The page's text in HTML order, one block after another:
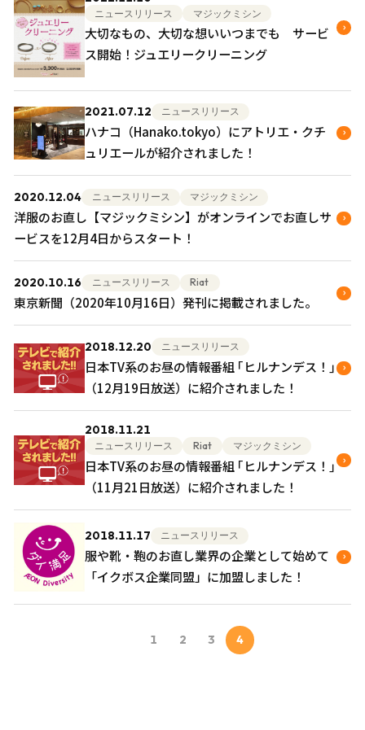
ニュースリリース マジックミシン
大切なもの、大切な想いいつまでも サービ
ス開始！ジュエリークリーニング
2021.07.12 ニュースリリース
ハナコ（Hanako.tokyo）にアトリエ・クチ
ュリエールが紹介されました！
2020.12.04 ニュースリリース マジックミシン
洋服のお直し【マジックミシン】がオンラインでお直しサ
ービスを12月4日からスタート！
2020.10.16 ニュースリリース Riat
東京新聞（2020年10月16日）発刊に掲載されました。
2018.12.20 ニュースリリース
日本TV系のお昼の情報番組 ｢ヒルナンデス！｣
（12月19日放送）に紹介されました！
2018.11.21
ニュースリリース Riat マジックミシン
日本TV系のお昼の情報番組 ｢ヒルナンデス！｣
（11月21日放送）に紹介されました！
2018.11.17 ニュースリリース
服や靴・鞄のお直し業界の企業として始めて
「イクボス企業同盟」に加盟しました！
1 2 3 4